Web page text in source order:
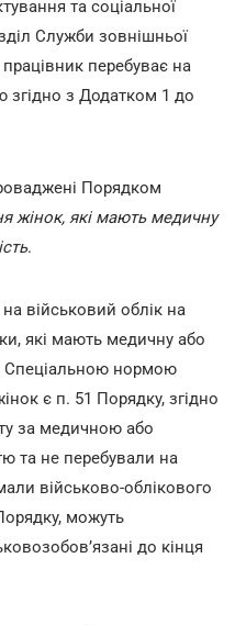
та соціальної
Служби зовнішньої
перебуває на
згідно з Додатком 1 до
Порядком
жінок, які мають медичну
.
військовий облік на
які мають медичну або
Спеціальною нормою
є п. 51 Порядку, згідно
за медичною або
та не перебували на
військово-облікового
можуть
до кінця